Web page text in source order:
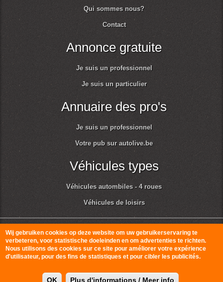
Qui sommes nous?
Contact
Annonce gratuite
Je suis un professionnel
Je suis un particulier
Annuaire des pro's
Je suis un professionnel
Votre pub sur autolive.be
Véhicules types
Véhicules autombiles - 4 roues
Véhicules de loisirs
© Autolive 2010-2026Conditions générales d'utilisation et respect de la vie
privée
Wij gebruiken cookies op deze website om uw gebruikerservaring te
verbeteren, voor statistische doeleinden en om advertenties te richten.
Nous utilisons des cookies sur ce site pour améliorer votre expérience
d'utilisateur, pour des fins de statistiques et pour cibler les publicités.
OK Plus d'informations / Meer info